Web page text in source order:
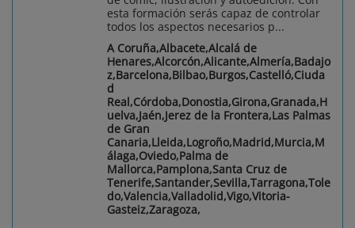
esta formación serás capaz de controlar
todos los aspectos necesarios p...
A Coruña,Albacete,Alcalá de
Henares,Alcorcón,Alicante,Almería,Badajo
z,Barcelona,Bilbao,Burgos,Castelló,Ciuda
d
Real,Córdoba,Donostia,Girona,Granada,H
uelva,Jaén,Jerez de la Frontera,Las Palmas
de Gran
Canaria,Lleida,Logroño,Madrid,Murcia,M
álaga,Oviedo,Palma de
Mallorca,Pamplona,Santa Cruz de
Tenerife,Santander,Sevilla,Tarragona,Tole
do,Valencia,Valladolid,Vigo,Vitoria-
Gasteiz,Zaragoza,